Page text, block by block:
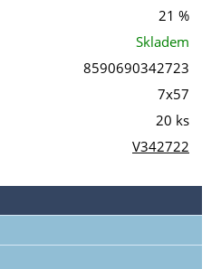
21 %
Skladem
8590690342723
7x57
20 ks
V342722